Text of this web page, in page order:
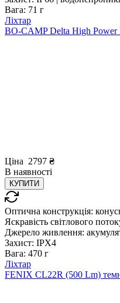
Вага: 71 г
Ліхтар
BO-CAMP Delta High Power
Ціна 2797 ₴
В наявності
КУПИТИ
Оптична конструкція:
Яскравість світлового
Джерело живлення:
Захист: IPX4
Вага: 470 г
Ліхтар
FENIX CL22R (500 Lm)